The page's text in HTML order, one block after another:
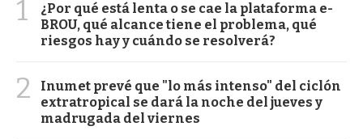
1
¿Por qué está lenta o se cae la plataforma e-
BROU, qué alcance tiene el problema, qué
riesgos hay y cuándo se resolverá?
2
Inumet prevé que "lo más intenso" del ciclón
extratropical se dará la noche del jueves y
madrugada del viernes